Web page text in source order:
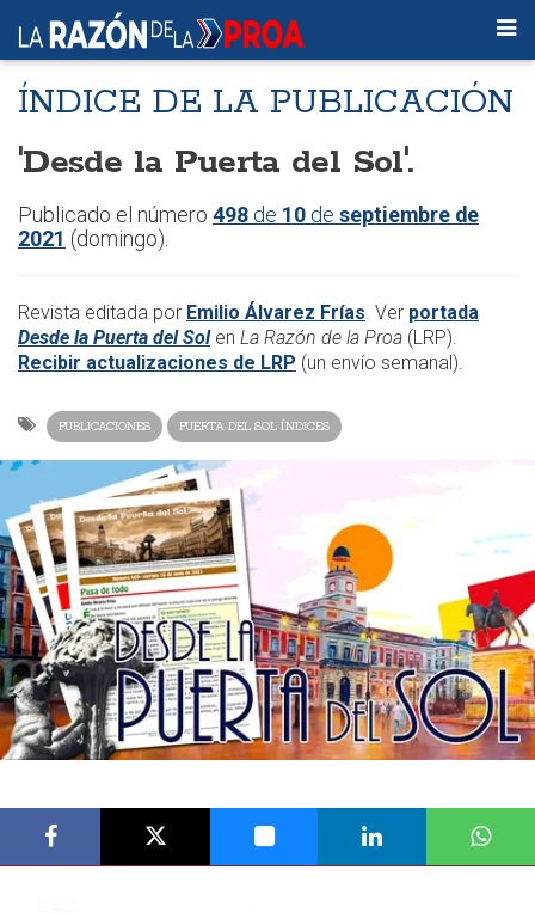
ÍNDICE DE LA PUBLICACIÓN
'Desde la Puerta del Sol'.
​Publicado el número 498 de 10 de septiembre de
2021 (domingo).
Revista editada por Emilio Álvarez Frías. Ver portada
Desde la Puerta del Solen La Razón de la Proa (LRP).
Recibir actualizaciones de LRP (un envío semanal).
PUBLICACIONES PUERTA DEL SOL ÍNDICES